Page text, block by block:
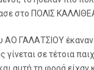
στο ΠΟΛΙΣ
ΑΟ ΓΑΛΑΤΣΙΟΥ έκαναν
σε τέτοια